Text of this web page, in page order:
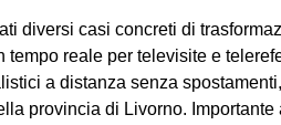
diversi casi concreti di
reale per televisite e
a distanza senza
provincia di Livorno. Importante